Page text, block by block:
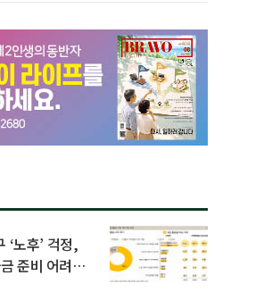
‘노후’ 걱정,
준비 어려